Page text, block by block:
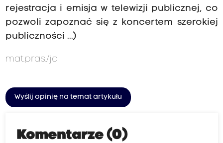
rejestracja i emisja w telewizji publicznej, co
pozwoli zapoznać się z koncertem szerokiej
publiczności ...)
mat.pras./jd
Wyślij opinię na temat artykułu
Komentarze (0)